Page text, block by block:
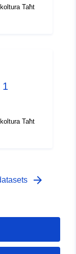
1970
Taħt
1
Taħt
arrow_forward